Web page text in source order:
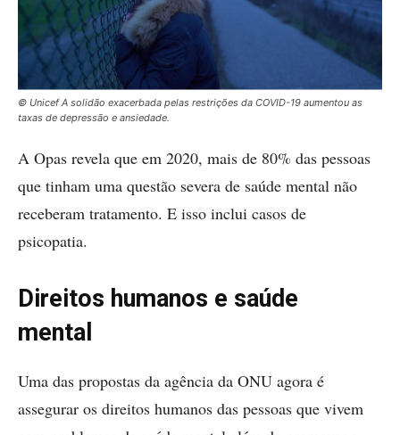
© Unicef A solidão exacerbada pelas restrições da COVID-19 aumentou as
taxas de depressão e ansiedade.
A Opas revela que em 2020, mais de 80% das pessoas
que tinham uma questão severa de saúde mental não
receberam tratamento. E isso inclui casos de
psicopatia.
Direitos humanos e saúde
mental
Uma das propostas da agência da ONU agora é
assegurar os direitos humanos das pessoas que vivem